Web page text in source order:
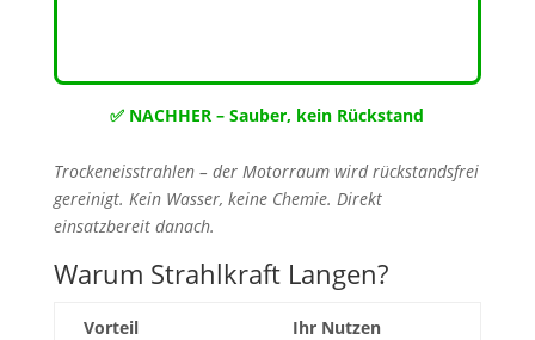
✅ NACHHER – Sauber, kein Rückstand
Trockeneisstrahlen – der Motorraum wird rückstandsfrei
gereinigt. Kein Wasser, keine Chemie. Direkt
einsatzbereit danach.
Warum Strahlkraft Langen?
Vorteil Ihr Nutzen